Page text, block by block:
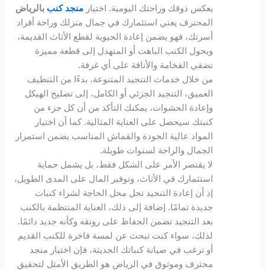
Hacklink Panel
1xbet
يعكس ذوقك وراحتك اليومية. اختيارمنجد كنب بالرياض
المحترف يعني استثمارك في جمال منزلك وراحة أفراد
أسرتك، فهو يضمن إعادة الحيوية لقطع الأثاث القديمة،
ويحول الكنب الباهت أو المتهدل إلى قطعة مميزة
تضفي الفخامة والأناقة على أي غرفة.
من خلال خدمات التنجيد المتنوعة، بدءًا من التنظيف
العميق، التنجيد الجزئي أو الكامل، إلى تصليح الهيكل
وإعادة الحشوات، يمكنك التأكد من أن كل جزء من
كنبتك سيحصل على العناية المثالية. كما أن اختيار
المواد عالية الجودة والقماش المناسب يضمن استمرار
الجمال والراحة لسنوات طويلة.
لا يقتصر الأمر على الشكل فقط، بل يشمل حماية
استثمارك في الأثاث، وتوفير المال على المدى الطويل،
إذ أن إعادة التنجيد تحل محل الحاجة لشراء كنبات
جديدة تمامًا. إضافة إلى ذلك، العناية المنتظمة بالكنب
بعد التنجيد تضمن الحفاظ على رونقه وكأنه جديد دائمًا.
لذلك، سواء كنت تبحث عن لمسة فاخرة للكنب القديم
أو ترغب في صيانة كنباتك الحديثة، فإن اختيار منجد
محترف وموثوق في الرياض هو الطريق الأمثل لتحقيق